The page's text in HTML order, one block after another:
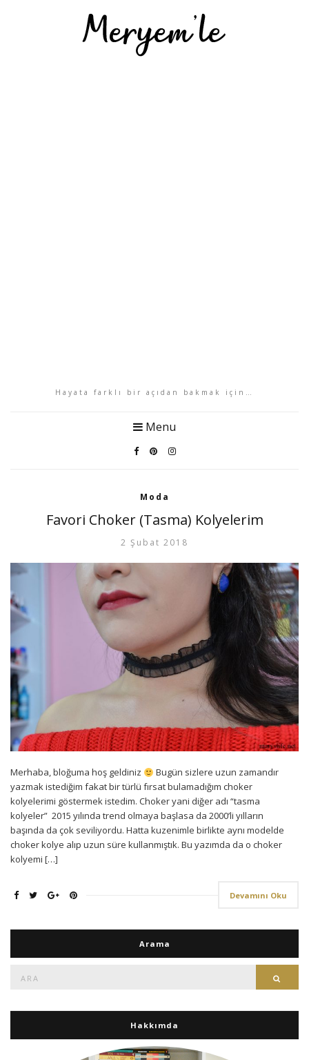
Hayata farklı bir açıdan bakmak için…
Menu
Moda
Favori Choker (Tasma) Kolyelerim
2 Şubat 2018
Merhaba, bloğuma hoş geldiniz
Bugün sizlere uzun zamandır
yazmak istediğim fakat bir türlü fırsat bulamadığım choker
kolyelerimi göstermek istedim. Choker yani diğer adı “tasma
kolyeler” 2015 yılında trend olmaya başlasa da 2000’li yılların
başında da çok seviliyordu. Hatta kuzenimle birlikte aynı modelde
choker kolye alıp uzun süre kullanmıştık. Bu yazımda da o choker
kolyemi […]
Devamını Oku
Arama
Hakkımda